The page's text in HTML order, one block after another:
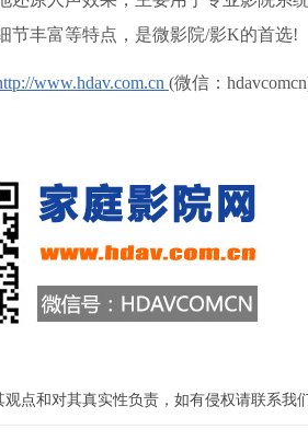
节丰富等特点，是微影院/影K的首选!
www.hdav.com.cn (微信：
点和对其真实性负责，如有侵权请联系我